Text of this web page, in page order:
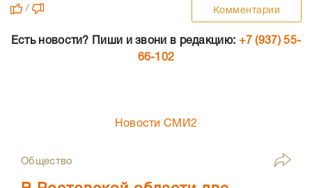
/ Комментарии
Есть новости? Пиши и звони в редакцию: +7 (937) 55-
66-102
Новости СМИ2
Общество